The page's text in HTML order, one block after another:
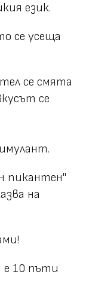
език.
се усеща
се смята
се
пикантен"
на
е 10 пъти